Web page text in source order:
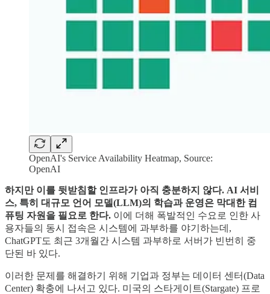
OpenAI's Service Availability Heatmap, Source:
OpenAI
하지만 이를 뒷받침할 인프라가 아직 충분하지 않다. AI 서비
스, 특히 대규모 언어 모델(LLM)의 학습과 운영은 막대한 컴
퓨팅 자원을 필요로 한다. 이에 더해 폭발적인 수요로 인한 사
용자들의 동시 접속은 시스템에 과부하를 야기하는데,
ChatGPT도 최근 3개월간 시스템 과부하로 서버가 빈번히 중
단된 바 있다.
이러한 문제를 해결하기 위해 기업과 정부는 데이터 센터(Data
Center) 확충에 나서고 있다. 미국의 스타게이트(Stargate) 프로